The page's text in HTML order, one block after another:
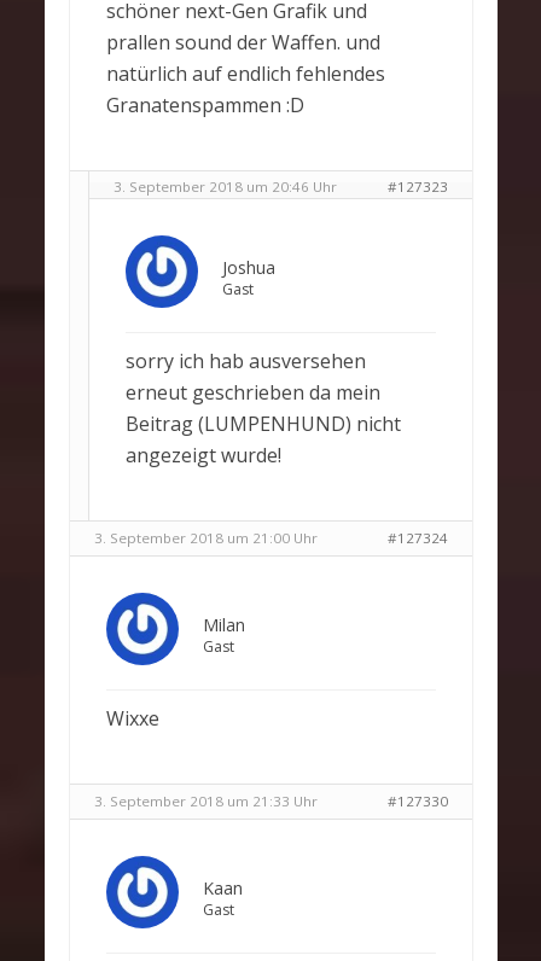
schöner next-Gen Grafik und
prallen sound der Waffen. und
natürlich auf endlich fehlendes
Granatenspammen :D
3. September 2018 um 20:46 Uhr #127323
Joshua
Gast
sorry ich hab ausversehen
erneut geschrieben da mein
Beitrag (LUMPENHUND) nicht
angezeigt wurde!
3. September 2018 um 21:00 Uhr #127324
Milan
Gast
Wixxe
3. September 2018 um 21:33 Uhr #127330
Kaan
Gast